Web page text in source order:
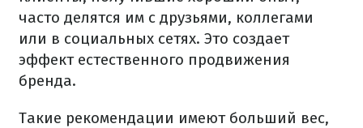
часто делятся им с друзьями, коллегами
или в социальных сетях. Это создает
эффект естественного продвижения
бренда.
Такие рекомендации имеют больший вес,